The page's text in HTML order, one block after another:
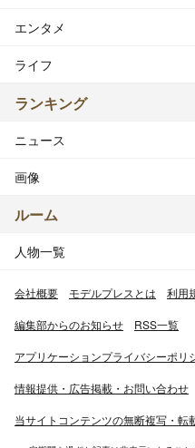
エンタメ
ライフ
ランキング
ニュース
画像
ルーム
人物一覧
会社概要 モデルプレスとは 利用
編集部からのお知らせ RSS一覧
アプリケーションプライバシーポリ
情報提供・広告掲載・お問い合わせ
当サイトコンテンツの無断複写・転